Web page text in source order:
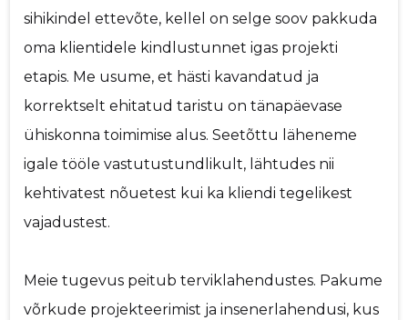
sihikindel ettevõte, kellel on selge soov pakkuda
oma klientidele kindlustunnet igas projekti
etapis. Me usume, et hästi kavandatud ja
korrektselt ehitatud taristu on tänapäevase
ühiskonna toimimise alus. Seetõttu läheneme
igale tööle vastutustundlikult, lähtudes nii
kehtivatest nõuetest kui ka kliendi tegelikest
vajadustest.
Meie tugevus peitub terviklahendustes. Pakume
võrkude projekteerimist ja insenerlahendusi, kus